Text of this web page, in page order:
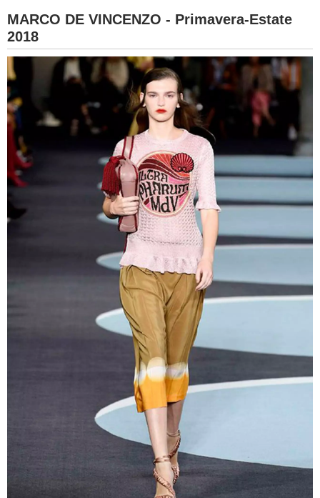
MARCO DE VINCENZO - Primavera-Estate
2018